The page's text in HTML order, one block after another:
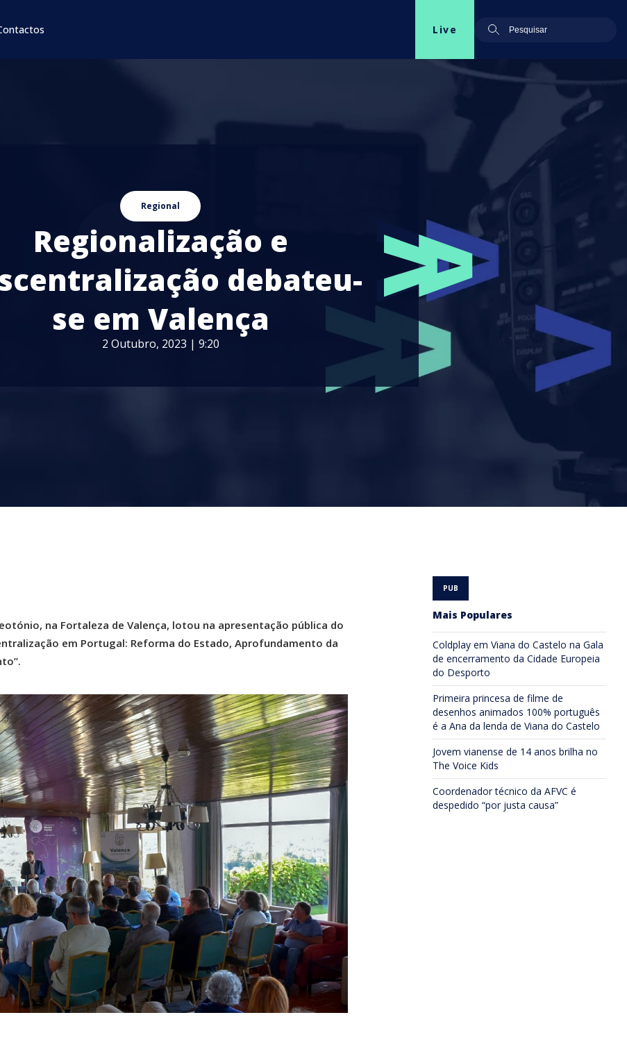
Live
Regional
Regionalização e
debateu-
se em Valença
2 Outubro, 2023 | 9:20
na Fortaleza de Valença, lotou na apresentação pública do
em Portugal: Reforma do Estado, Aprofundamento da
Mais Populares
Coldplay em Viana do Castelo na Gala
de encerramento da Cidade Europeia
do Desporto
Primeira princesa de filme de
desenhos animados 100% português
é a Ana da lenda de Viana do Castelo
Jovem vianense de 14 anos brilha no
The Voice Kids
Coordenador técnico da AFVC é
despedido “por justa causa”